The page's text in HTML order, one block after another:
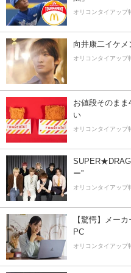
オリコンタイアップ
向井康二イケメ
オリコンタイアップ
お値段そのま
い
オリコンタイアップ
ー”
オリコンタイアップ
【驚愕】メー
PC
オリコンタイアップ